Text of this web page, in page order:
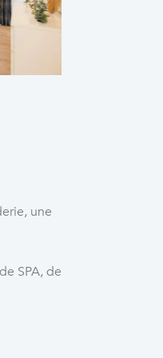
une
SPA, de